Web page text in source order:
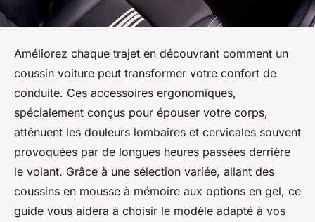
Améliorez chaque trajet en découvrant comment un
coussin voiture peut transformer votre confort de
conduite. Ces accessoires ergonomiques,
spécialement conçus pour épouser votre corps,
atténuent les douleurs lombaires et cervicales souvent
provoquées par de longues heures passées derrière
le volant. Grâce à une sélection variée, allant des
coussins en mousse à mémoire aux options en gel, ce
guide vous aidera à choisir le modèle adapté à vos